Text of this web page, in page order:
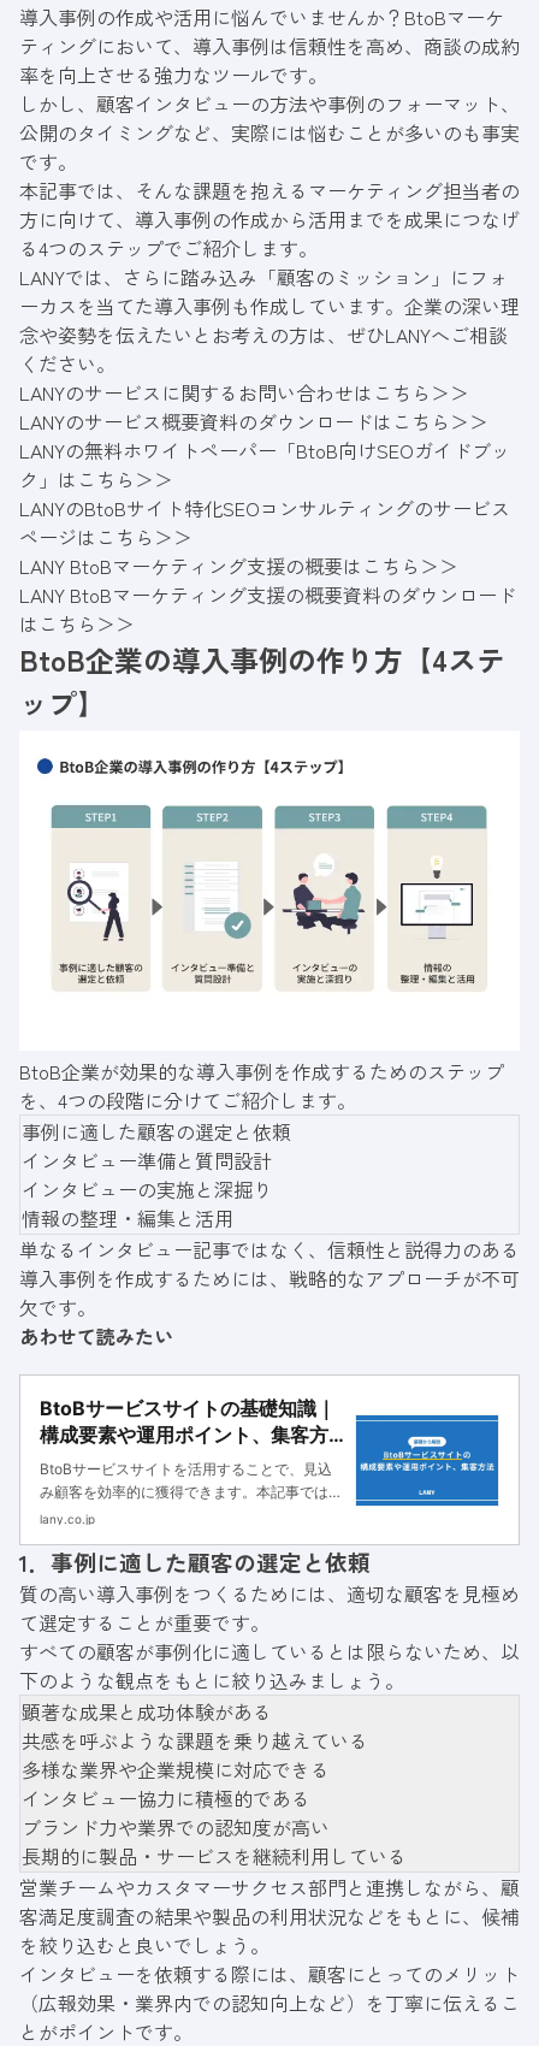
導入事例の作成や活用に悩んでいませんか？BtoBマーケ
ティングにおいて、導入事例は信頼性を高め、商談の成約
率を向上させる強力なツールです。
しかし、顧客インタビューの方法や事例のフォーマット、
公開のタイミングなど、実際には悩むことが多いのも事実
です。
本記事では、そんな課題を抱えるマーケティング担当者の
方に向けて、導入事例の作成から活用までを成果につなげ
る4つのステップでご紹介します。
LANYでは、さらに踏み込み「顧客のミッション」にフォ
ーカスを当てた導入事例も作成しています。企業の深い理
念や姿勢を伝えたいとお考えの方は、ぜひLANYへご相談
ください。
LANYのサービスに関するお問い合わせはこちら＞＞
LANYのサービス概要資料のダウンロードはこちら＞＞
LANYの無料ホワイトペーパー「BtoB向けSEOガイドブッ
ク」はこちら＞＞
LANYのBtoBサイト特化SEOコンサルティングのサービス
ページはこちら＞＞
LANY BtoBマーケティング支援の概要はこちら＞＞
LANY BtoBマーケティング支援の概要資料のダウンロード
はこちら＞＞
BtoB企業の導入事例の作り方【4ステ
ップ】
BtoB企業が効果的な導入事例を作成するためのステップ
を、4つの段階に分けてご紹介します。
事例に適した顧客の選定と依頼
インタビュー準備と質問設計
インタビューの実施と深掘り
情報の整理・編集と活用
単なるインタビュー記事ではなく、信頼性と説得力のある
導入事例を作成するためには、戦略的なアプローチが不可
欠です。
あわせて読みたい
BtoBサービスサイトの基礎知識｜
構成要素や運用ポイント、集客方
法も解説
BtoBサービスサイトを活用することで、見込
み顧客を効率的に獲得できます。本記事では、
BtoBサービスサイトの基礎知識や構成要素、
す。ぜひ参考にしてください。
lany.co.jp
1．事例に適した顧客の選定と依頼
質の高い導入事例をつくるためには、適切な顧客を見極め
て選定することが重要です。
すべての顧客が事例化に適しているとは限らないため、以
下のような観点をもとに絞り込みましょう。
顕著な成果と成功体験がある
共感を呼ぶような課題を乗り越えている
多様な業界や企業規模に対応できる
インタビュー協力に積極的である
ブランド力や業界での認知度が高い
長期的に製品・サービスを継続利用している
営業チームやカスタマーサクセス部門と連携しながら、顧
客満足度調査の結果や製品の利用状況などをもとに、候補
を絞り込むと良いでしょう。
インタビューを依頼する際には、顧客にとってのメリット
（広報効果・業界内での認知向上など）を丁寧に伝えるこ
とがポイントです。